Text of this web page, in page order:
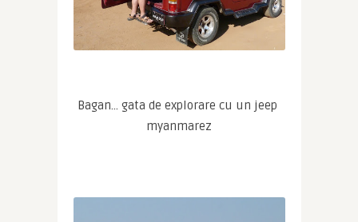
Bagan… gata de explorare cu un jeep
myanmarez